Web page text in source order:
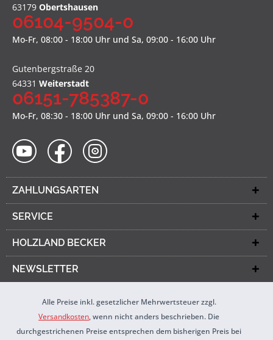
63179 Obertshausen
06104-9504-0
Mo-Fr, 08:00 - 18:00 Uhr und Sa, 09:00 - 16:00 Uhr
Gutenbergstraße 20
64331 Weiterstadt
06151-785387-0
Mo-Fr, 08:30 - 18:00 Uhr und Sa, 09:00 - 16:00 Uhr
ZAHLUNGSARTEN
SERVICE
HOLZLAND BECKER
NEWSLETTER
Alle Preise inkl. gesetzlicher Mehrwertsteuer zzgl.
Versandkosten, wenn nicht anders beschrieben. Die
durchgestrichenen Preise entsprechen dem bisherigen Preis bei